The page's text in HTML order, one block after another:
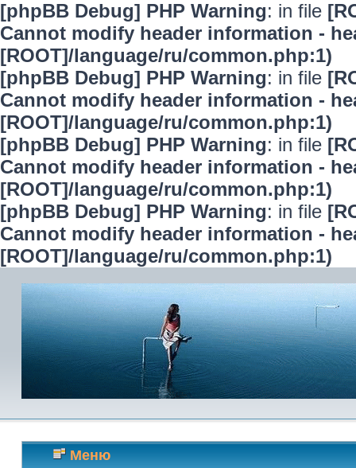
[phpBB Debug] PHP Warning: in file
Cannot modify header information -
[ROOT]/language/ru/common.php:1)
[phpBB Debug] PHP Warning: in file
Cannot modify header information -
[ROOT]/language/ru/common.php:1)
[phpBB Debug] PHP Warning: in file
Cannot modify header information -
[ROOT]/language/ru/common.php:1)
[phpBB Debug] PHP Warning: in file
Cannot modify header information -
[ROOT]/language/ru/common.php:1)
Меню